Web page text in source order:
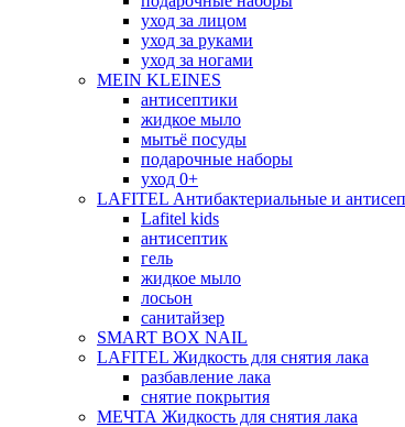
уход за лицом
уход за руками
уход за ногами
MEIN KLEINES
антисептики
жидкое мыло
мытьё посуды
подарочные наборы
уход 0+
LAFITEL Антибактериальные и
Lafitel kids
антисептик
гель
жидкое мыло
лосьон
санитайзер
SMART BOX NAIL
LAFITEL Жидкость для снятия лака
разбавление лака
снятие покрытия
МЕЧТА Жидкость для снятия лака